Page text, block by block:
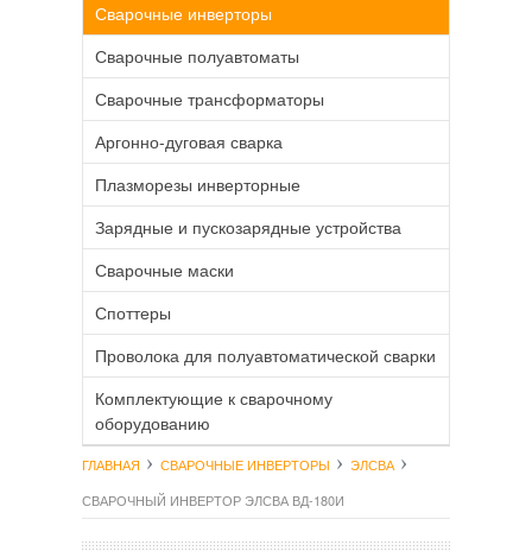
Сварочные инверторы
Сварочные полуавтоматы
Сварочные трансформаторы
Аргонно-дуговая сварка
Плазморезы инверторные
Зарядные и пускозарядные устройства
Сварочные маски
Споттеры
Проволока для полуавтоматической сварки
Комплектующие к сварочному
оборудованию
ГЛАВНАЯ СВАРОЧНЫЕ ИНВЕРТОРЫ
ЭЛСВА
СВАРОЧНЫЙ ИНВЕРТОР ЭЛСВА ВД-180И